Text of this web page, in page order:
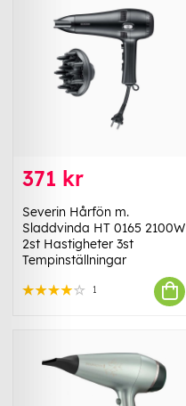
371 kr
Severin Hårfön m.
Sladdvinda HT 0165 2100W
2st Hastigheter 3st
Tempinställningar
1